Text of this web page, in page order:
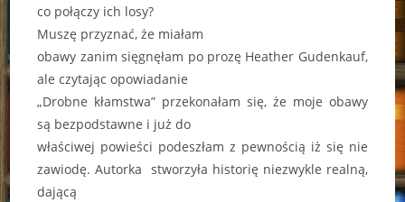
co połączy ich losy?
Muszę przyznać, że miałam
obawy zanim sięgnęłam po prozę Heather Gudenkauf,
ale czytając opowiadanie
„Drobne kłamstwa” przekonałam się, że moje obawy
są bezpodstawne i już do
właściwej powieści podeszłam z pewnością iż się nie
zawiodę. Autorka stworzyła historię niezwykle realną,
dającą